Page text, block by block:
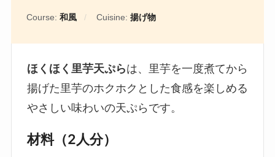
Course: 和風 Cuisine: 揚げ物
ほくほく里芋天ぷらは、里芋を一度煮てから
揚げた里芋のホクホクとした食感を楽しめる
やさしい味わいの天ぷらです。
材料（2人分）